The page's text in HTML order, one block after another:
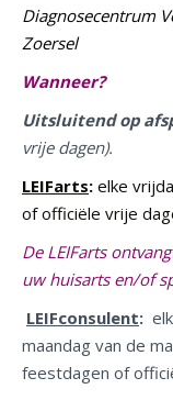
Diagnosecentrum
Zoersel
Wanneer?
Uitsluitend op
vrije dagen).
LEIFarts: elke
of officiële vrije
De LEIFarts
uw huisarts en/of
LEIFconsulent:
maandag van de
feestdagen of